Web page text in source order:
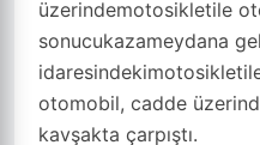
·
1 dk okuma
·
·
97 okunma
Yazdır
+ -